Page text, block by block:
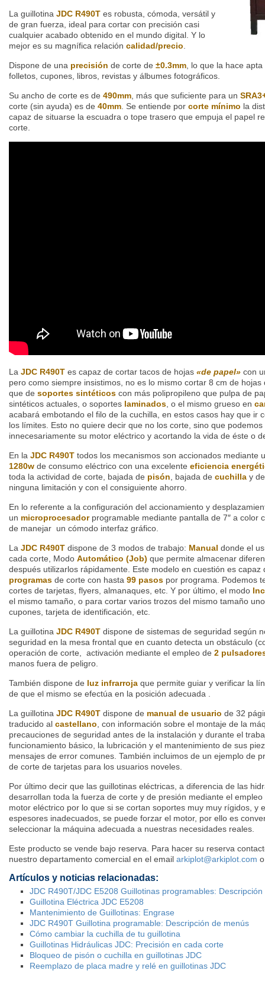
La guillotina JDC R490T es robusta, cómoda, versátil y
de gran fuerza, ideal para cortar con precisión casi
cualquier acabado obtenido en el mundo digital. Y lo
mejor es su magnífica relación calidad/precio.
Dispone de una precisión de corte de ±0.3mm, lo que la hace
folletos, cupones, libros, revistas y álbumes fotográficos.
Su ancho de corte es de 490mm, más que suficiente para un
corte (sin ayuda) es de 40mm. Se entiende por corte mínimo la
capaz de situarse la escuadra o tope trasero que empuja el papel
corte.
La JDC R490T es capaz de cortar tacos de hojas «de papel» con
pero como siempre insistimos, no es lo mismo cortar 8 cm de
que de soportes sintéticos con más polipropileno que pulpa de
sintéticos actuales, o soportes laminados, o el mismo grueso en
acabará embotando el filo de la cuchilla, en estos casos hay que ir
los límites. Esto no quiere decir que no los corte, sino que
innecesariamente su motor eléctrico y acortando la vida de éste o
En la JDC R490T todos los mecanismos son accionados mediante
1280w de consumo eléctrico con una excelente eficiencia
toda la actividad de corte, bajada de pisón, bajada de cuchilla y
ninguna limitación y con el consiguiente ahorro.
En lo referente a la configuración del accionamiento y
un microprocesadorprogramable mediante pantalla de 7″ a color
de manejar un cómodo interfaz gráfico.
La JDC R490T dispone de 3 modos de trabajo: Manual donde el
cada corte, Modo Automático (Job) que permite almacenar
después utilizarlos rápidamente. Este modelo en cuestión es
programas de corte con hasta 99 pasos por programa. Podemos
cortes de tarjetas, flyers, almanaques, etc. Y por último, el modo
el mismo tamaño, o para cortar varios trozos del mismo tamaño
cupones, tarjeta de identificación, etc.
La guillotina JDC R490T dispone de sistemas de seguridad según
seguridad en la mesa frontal que en cuanto detecta un obstáculo
operación de corte, activación mediante el empleo de 2
manos fuera de peligro.
También dispone de luz infrarroja que permite guiar y verificar la
de que el mismo se efectúa en la posición adecuada .
La guillotina JDC R490T dispone de manual de usuario de 32
traducido al castellano, con información sobre el montaje de la
precauciones de seguridad antes de la instalación y durante el
funcionamiento básico, la lubricación y el mantenimiento de sus
mensajes de error comunes. También incluimos de un ejemplo de
de corte de tarjetas para los usuarios noveles.
Por último decir que las guillotinas eléctricas, a diferencia de las
desarrollan toda la fuerza de corte y de presión mediante el empleo
motor eléctrico por lo que si se cortan soportes muy muy rígidos, y
espesores inadecuados, se puede forzar el motor, por ello es
seleccionar la máquina adecuada a nuestras necesidades reales.
Este producto se vende bajo reserva. Para hacer su reserva
nuestro departamento comercial en el email arkiplot@arkiplot.com
Artículos y noticias relacionadas:
JDC R490T/JDC E5208 Guillotinas programables:
Guillotina Eléctrica JDC E5208
Mantenimiento de Guillotinas: Engrase
JDC R490T Guillotina programable: Descripción de menús
Cómo cambiar la cuchilla de tu guillotina
Guillotinas Hidráulicas JDC: Precisión en cada corte
Bloqueo de pisón o cuchilla en guillotinas JDC
Reemplazo de placa madre y relé en guillotinas JDC